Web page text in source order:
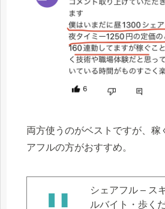
両方使うのがベストですが、稼
アフルの方がおすすめ。
シェアフル – ス
ルバイト・歩く